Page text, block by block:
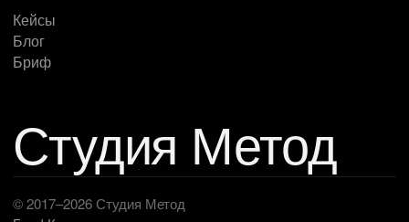
Кейсы
Блог
Бриф
Студия Метод
© 2017–2026 Студия Метод